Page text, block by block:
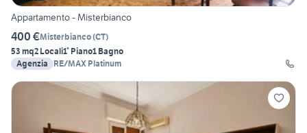
Appartamento - Misterbianco
400 €Misterbianco(CT)
53 mq2 Locali1° Piano1 Bagno
Agenzia
RE/MAX Platinum